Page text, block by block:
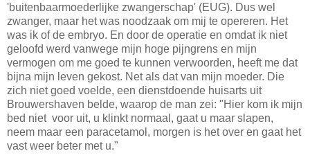
'buitenbaarmoederlijke zwangerschap' (EUG). Dus wel
zwanger, maar het was noodzaak om mij te opereren. Het
was ik of de embryo. En door de operatie en omdat ik niet
geloofd werd vanwege mijn hoge pijngrens en mijn
vermogen om me goed te kunnen verwoorden, heeft me dat
bijna mijn leven gekost. Net als dat van mijn moeder. Die
zich niet goed voelde, een dienstdoende huisarts uit
Brouwershaven belde, waarop de man zei: "Hier kom ik mijn
bed niet voor uit, u klinkt normaal, gaat u maar slapen,
neem maar een paracetamol, morgen is het over en gaat het
vast weer beter met u."